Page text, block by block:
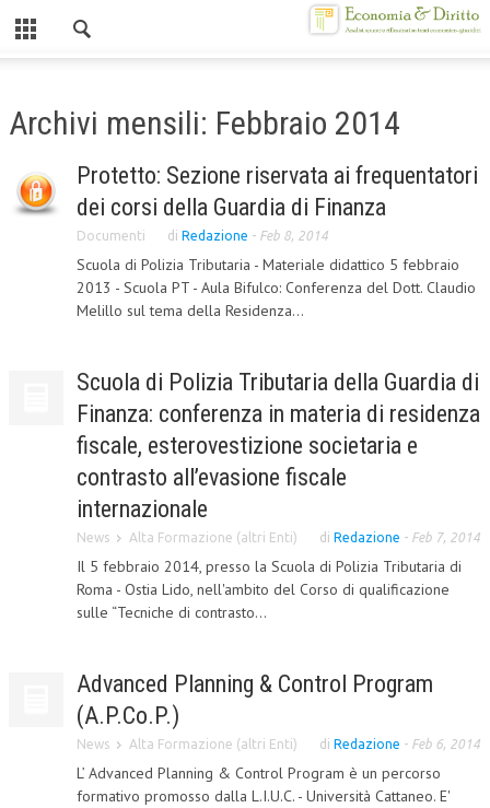
CHI SIAMO
MISSION
CENTRO STUDI
ATTO COSTITUTIVO E STATUTO
DIREZIONE SCIENTIFICA
ALTA FORMAZIONE
CORSI CE.S.E.D.
ARCHIVIO CORSI 2015
LA RIVISTA
LA RIVISTA
COMITATO SCIENTIFICO
Archivi mensili: Febbraio 2014
Protetto: Sezione riservata ai frequentatori
dei corsi della Guardia di Finanza
Documenti di Redazione - Feb 8, 2014
Scuola di Polizia Tributaria - Materiale didattico 5 febbraio
2013 - Scuola PT - Aula Bifulco: Conferenza del Dott. Claudio
Melillo sul tema della Residenza...
Scuola di Polizia Tributaria della Guardia di
Finanza: conferenza in materia di residenza
fiscale, esterovestizione societaria e
contrasto all’evasione fiscale
internazionale
News Alta Formazione (altri Enti) di Redazione - Feb 7, 2014
Il 5 febbraio 2014, presso la Scuola di Polizia Tributaria di
Roma - Ostia Lido, nell'ambito del Corso di qualificazione
sulle “Tecniche di contrasto...
Advanced Planning & Control Program
(A.P.Co.P.)
News Alta Formazione (altri Enti) di Redazione - Feb 6, 2014
L’ Advanced Planning & Control Program è un percorso
formativo promosso dalla L.I.U.C. - Università Cattaneo. E'